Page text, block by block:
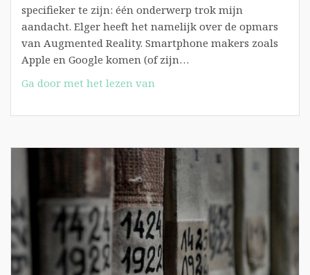
specifieker te zijn: één onderwerp trok mijn
aandacht. Elger heeft het namelijk over de opmars
van Augmented Reality. Smartphone makers zoals
Apple en Google komen (of zijn…
Ga door met het lezen van
zijn
nu
de
journalistiek
nog